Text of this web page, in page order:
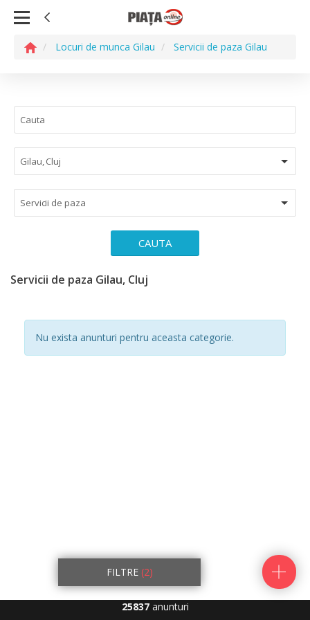
Locuri de munca Gilau Servicii de paza Gilau
Gilau, Cluj
Servicii de paza
CAUTA
Servicii de paza Gilau, Cluj
Nu exista anunturi pentru aceasta categorie.
FILTRE (2)
25837anunturi